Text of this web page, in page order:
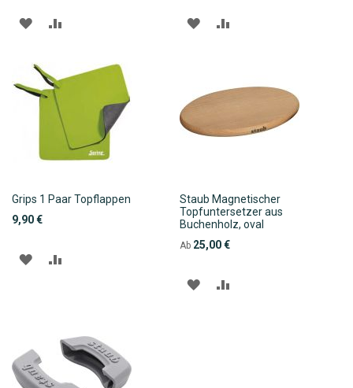
ZUR
HINZUFÜGEN
HINZUFÜGEN
ZUR
Grips 1 Paar Topflappen
9,90 €
ZUR
Staub Magnetischer
Topfuntersetzer aus
Buchenholz, oval
Ab 25,00 €
ZUR